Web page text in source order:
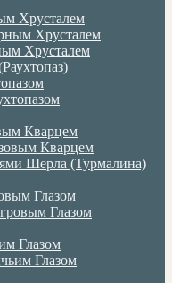
Хрусталем
Хрусталем
Хрусталем
Кварцем
Кварцем
Шерла (Турмалина)
Глазом
Глазом
Глазом
Глазом